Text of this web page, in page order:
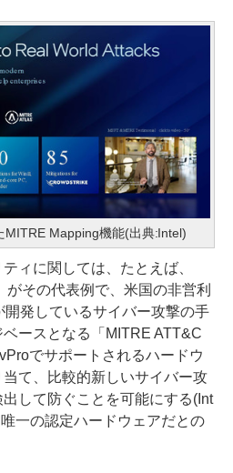
MITRE Mapping機能(出典:Intel)
ィに関しては、たとえば、
がその代表例で、米国の非営利
発しているサイバー攻撃の手
ースとなる「MITRE ATT&C
でサポートされるハードウ
て、比較的新しいサイバー攻
して防ぐことを可能にする(Int
一の認定ハードウェアだとの